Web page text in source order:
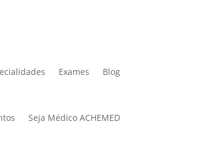
Exames Blog
Seja Médico ACHEMED